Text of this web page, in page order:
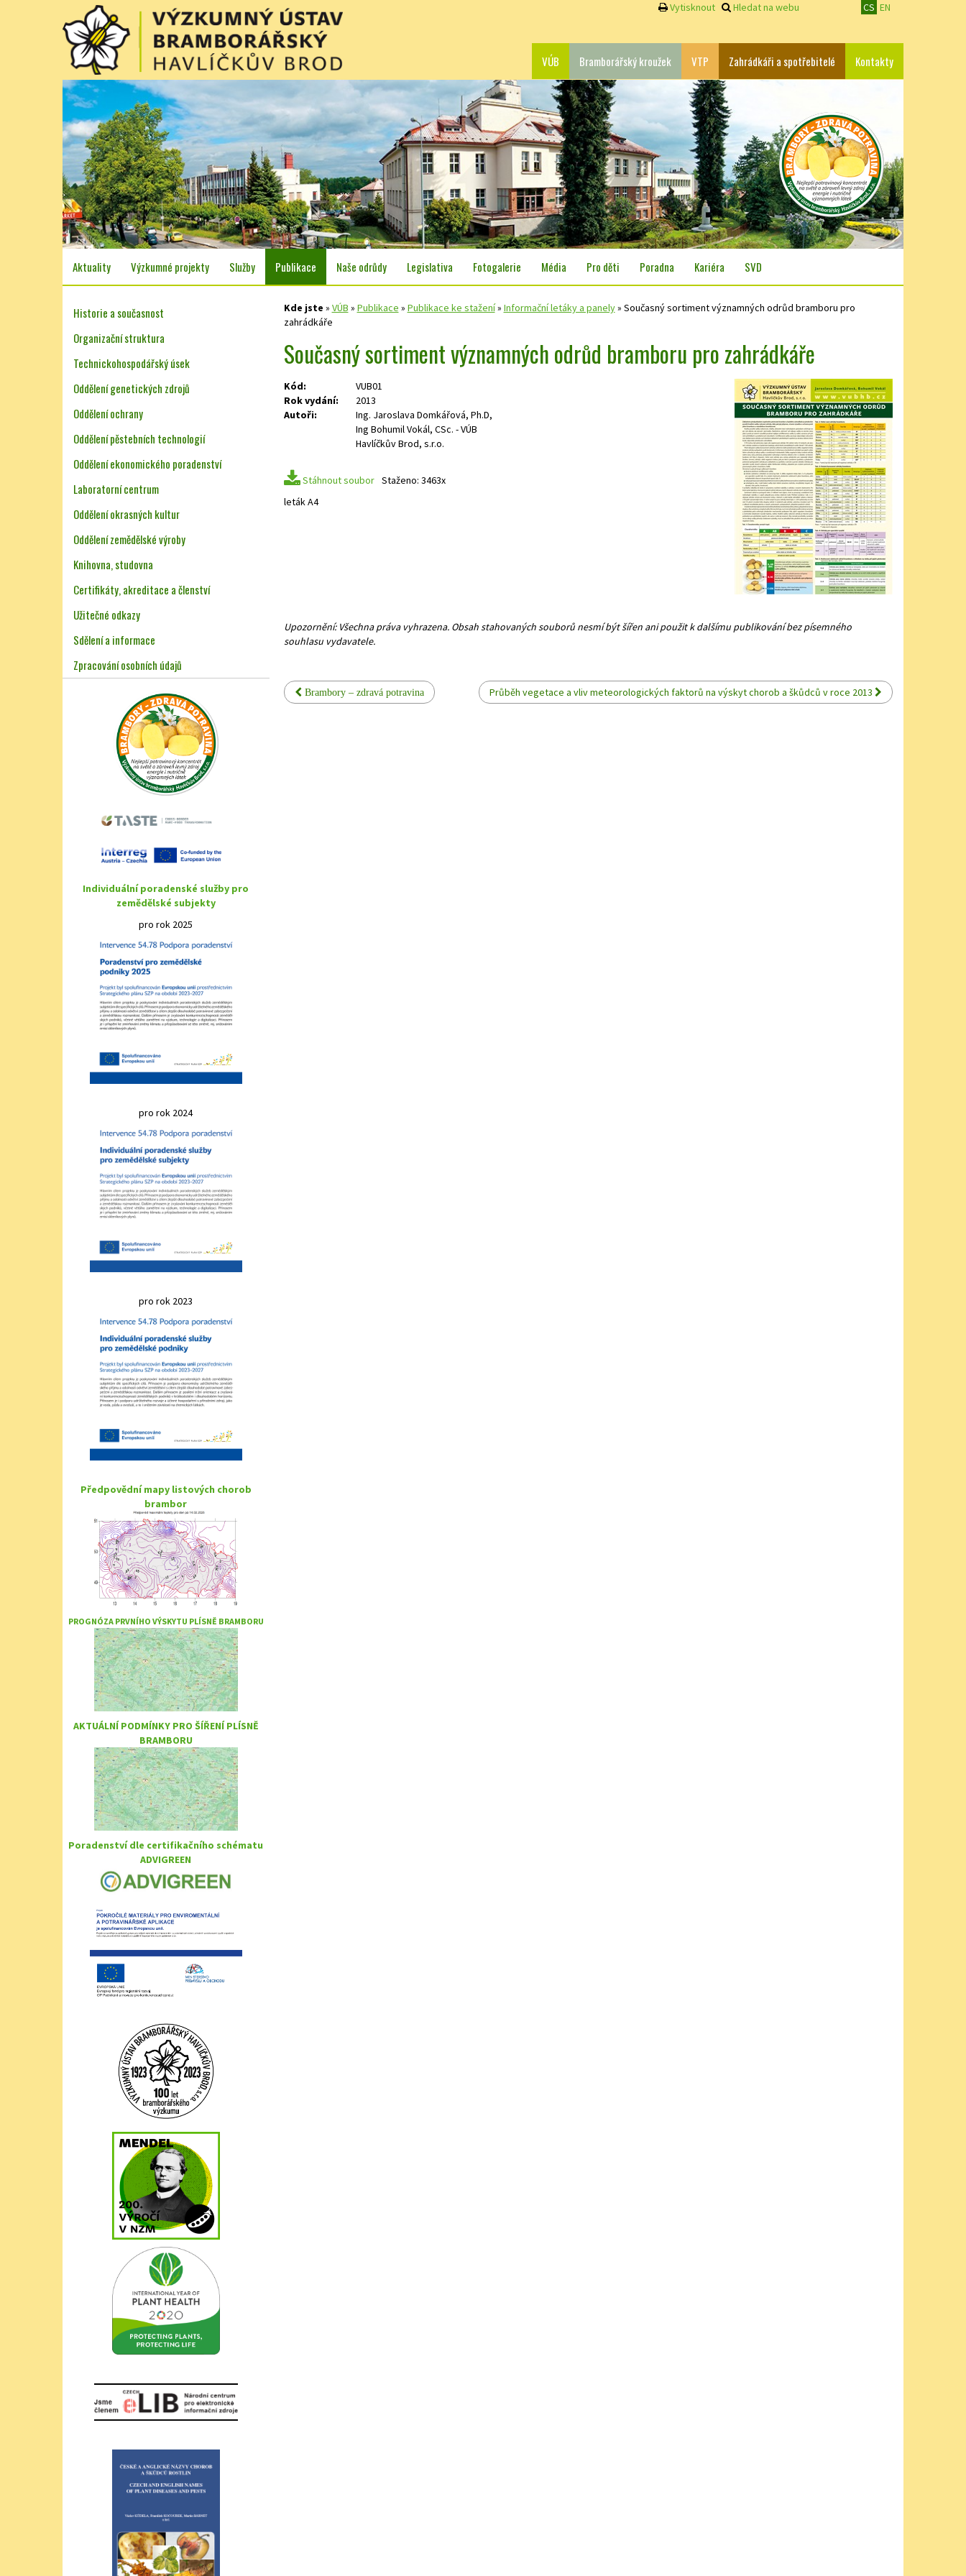
Vytisknout Hledat na webu CS EN
VÚB Bramborářský kroužek VTP Zahrádkáři a spotřebitelé Kontakty
Aktuality Výzkumné projekty Služby Publikace Naše odrůdy Legislativa Fotogalerie Média Pro děti Poradna Kariéra SVD
Kde jste » VÚB » Publikace » Publikace ke stažení» Informační letáky a panely» Současný sortiment významných odrůd bramboru pro
zahrádkáře
Současný sortiment významných odrůd bramboru pro zahrádkáře
Kód:
VUB01
Rok vydání:
2013
Autoři:
Ing. Jaroslava Domkářová, Ph.D,
Ing Bohumil Vokál, CSc. - VÚB
Havlíčkův Brod, s.r.o.
Stáhnout soubor Staženo: 3463x
leták A4
Upozornění: Všechna práva vyhrazena. Obsah stahovaných souborů nesmí být šířen ani použit k dalšímu publikování bez písemného
souhlasu vydavatele.
Brambory – zdravá potravina Průběh vegetace a vliv meteorologických faktorů na výskyt chorob a škůdců v roce 2013
Historie a současnost
Organizační struktura
Technickohospodářský úsek
Oddělení genetických zdrojů
Oddělení ochrany
Oddělení pěstebních technologií
Oddělení ekonomického poradenství
Laboratorní centrum
Oddělení okrasných kultur
Oddělení zemědělské výroby
Knihovna, studovna
Certifikáty, akreditace a členství
Užitečné odkazy
Sdělení a informace
Zpracování osobních údajů
Individuální poradenské služby pro
zemědělské subjekty
pro rok 2025
pro rok 2024
pro rok 2023
Předpovědní mapy listových chorob
brambor
PROGNÓZA PRVNÍHO VÝSKYTU PLÍSNĚ BRAMBORU
AKTUÁLNÍ PODMÍNKY PRO ŠÍŘENÍ PLÍSNĚ
BRAMBORU
Poradenství dle certifikačního schématu
ADVIGREEN